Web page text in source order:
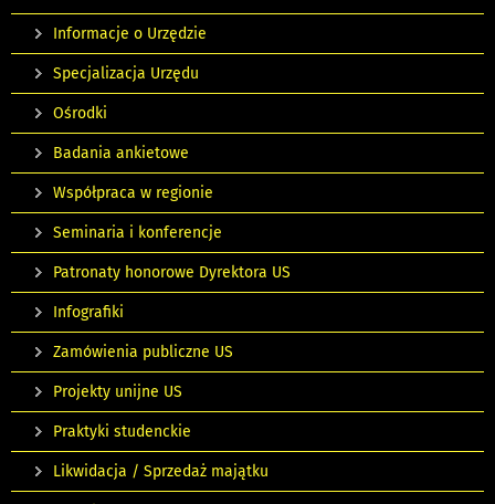
Informacje o Urzędzie
Specjalizacja Urzędu
Ośrodki
Badania ankietowe
Współpraca w regionie
Seminaria i konferencje
Patronaty honorowe Dyrektora US
Infografiki
Zamówienia publiczne US
Projekty unijne US
Praktyki studenckie
Likwidacja / Sprzedaż majątku